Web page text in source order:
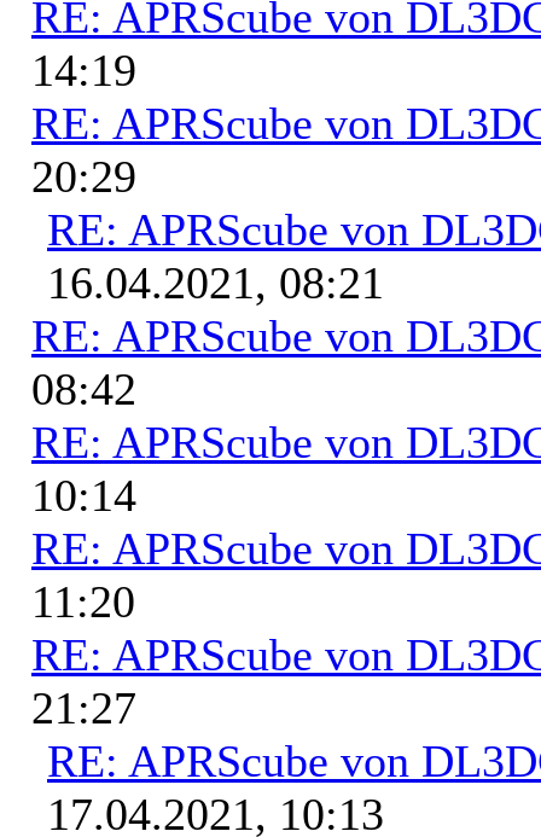
RE: APRScube von
14:19
RE: APRScube von
20:29
RE: APRScube von
16.04.2021, 08:21
RE: APRScube von
08:42
RE: APRScube von
10:14
RE: APRScube von
11:20
RE: APRScube von
21:27
RE: APRScube von
17.04.2021, 10:13